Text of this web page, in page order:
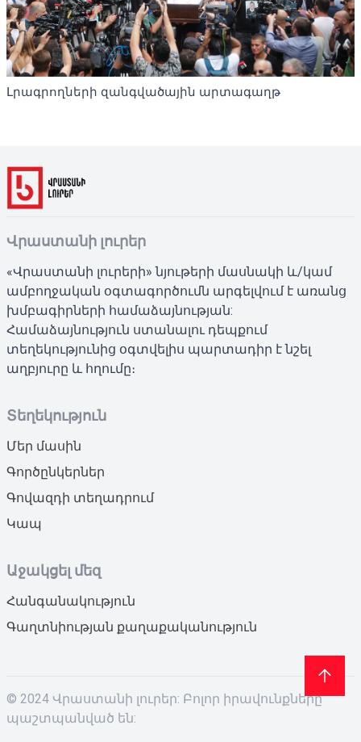
Լրագրողների զանգվածային արտագաղթ
Վրաստանի լուրեր
«Վրաստանի լուրերի» նյութերի մասնակի և/կամ
ամբողջական օգտագործումն արգելվում է առանց
խմբագիրների համաձայնության:
Համաձայնություն ստանալու դեպքում
տեղեկությունից օգտվելիս պարտադիր է նշել
աղբյուրը և հղումը։
Տեղեկություն
Մեր մասին
Գործընկերներ
Գովազդի տեղադրում
Կապ
Աջակցել մեզ
Հանգանակություն
Գաղտնիության քաղաքականություն
© 2024 Վրաստանի լուրեր: Բոլոր իրավունքները
պաշտպանված են: